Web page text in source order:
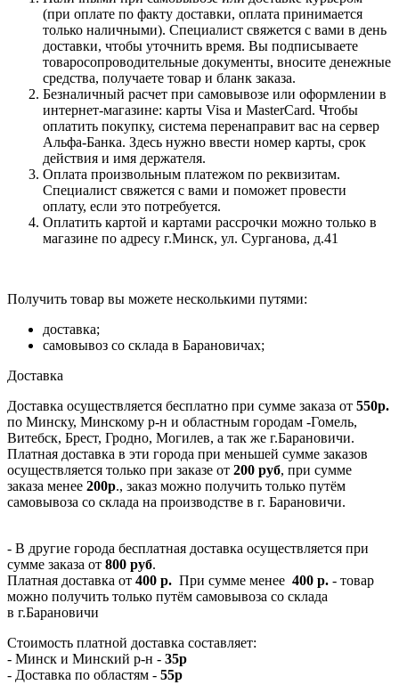
(при оплате по факту доставки, оплата принимается
только наличными). Специалист свяжется с вами в день
доставки, чтобы уточнить время. Вы подписываете
товаросопроводительные документы, вносите денежные
средства, получаете товар и бланк заказа.
Безналичный расчет при самовывозе или оформлении в
интернет-магазине: карты Visa и MasterCard. Чтобы
оплатить покупку, система перенаправит вас на сервер
Альфа-Банка. Здесь нужно ввести номер карты, срок
действия и имя держателя.
Оплата произвольным платежом по реквизитам.
Специалист свяжется с вами и поможет провести
оплату, если это потребуется.
Оплатить картой и картами рассрочки можно только в
магазине по адресу г.Минск, ул. Сурганова, д.41
Получить товар вы можете несколькими путями:
доставка;
самовывоз со склада в Барановичах;
Доставка
Доставка осуществляется бесплатно при сумме заказа от 550р.
по Минску, Минскому р-н и областным городам -Гомель,
Витебск, Брест, Гродно, Могилев, а так же г.Барановичи.
Платная доставка в эти города при меньшей сумме заказов
осуществляется только при заказе от 200 руб, при сумме
заказа менее 200р., заказ можно получить только путём
самовывоза со склада на производстве в г. Барановичи.
- В другие города бесплатная доставка осуществляется при
сумме заказа от 800 руб.
Платная доставка от 400 р. При сумме менее 400 р. - товар
можно получить только путём самовывоза со склада
в г.Барановичи
Стоимость платной доставка составляет:
- Минск и Минский р-н - 35р
- Доставка по областям - 55р